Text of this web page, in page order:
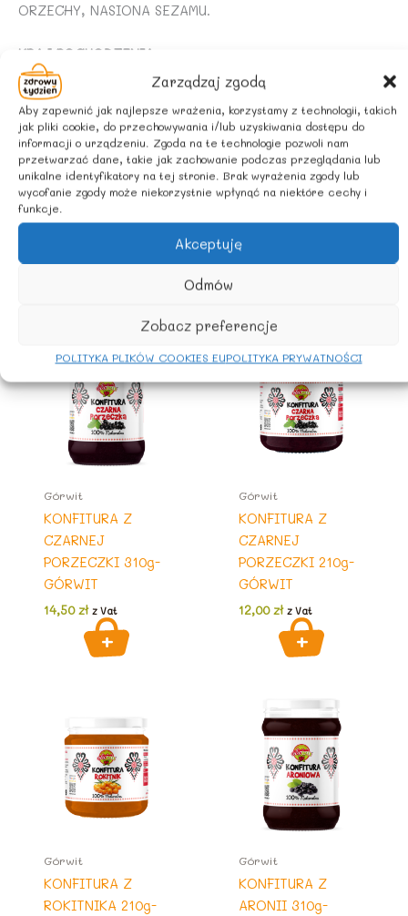
Zarządzaj zgodą
Aby zapewnić jak najlepsze wrażenia, korzystamy z technologii, takich
jak pliki cookie, do przechowywania i/lub uzyskiwania dostępu do
informacji o urządzeniu. Zgoda na te technologie pozwoli nam
przetwarzać dane, takie jak zachowanie podczas przeglądania lub
unikalne identyfikatory na tej stronie. Brak wyrażenia zgody lub
wycofanie zgody może niekorzystnie wpłynąć na niektóre cechy i
funkcje.
Akceptuję
Odmów
Zobacz preferencje
POLITYKA PLIKÓW COOKIES EUPOLITYKA PRYWATNOŚCI
ORZECHY, NASIONA SEZAMU.
KRAJ POCHODZENIA:
Szwajcaria
ZALECANE WARUNKI PRZECHOWYWANIA
Przechowywać w suchym i chłodnym miejscu.
Podobne produkty
Górwit
KONFITURA Z
CZARNEJ
PORZECZKI 310g-
GÓRWIT
14,50zł z Vat
Górwit
KONFITURA Z
CZARNEJ
PORZECZKI 210g-
GÓRWIT
12,00zł z Vat
Górwit
KONFITURA Z
ROKITNIKA 210g-
Górwit
KONFITURA Z
ARONII 310g-